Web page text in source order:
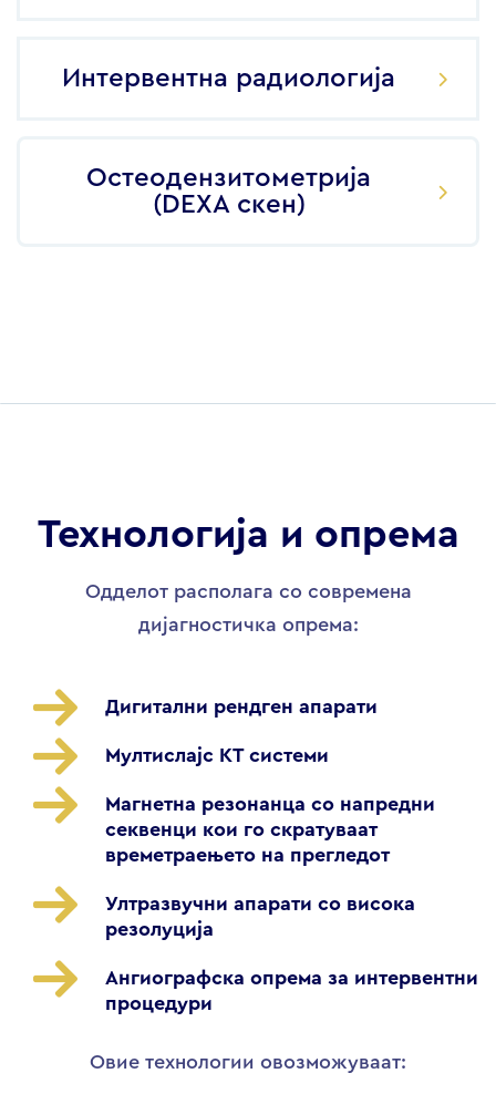
Интервентна радиологија
Остеодензитометрија
(DEXA скен)
Технологија и опрема
Одделот располага со современа
дијагностичка опрема:
Дигитални рендген апарати
Мултислајс КТ системи
Магнетна резонанца со напредни
секвенци кои го скратуваат
времетраењето на прегледот
Ултразвучни апарати со висока
резолуција
Ангиографска опрема за интервентни
процедури
Овие технологии овозможуваат: